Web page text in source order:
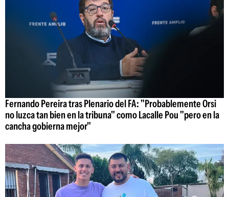
Fernando Pereira tras Plenario del FA: "Probablemente Orsi
no luzca tan bien en la tribuna" como Lacalle Pou "pero en la
cancha gobierna mejor"